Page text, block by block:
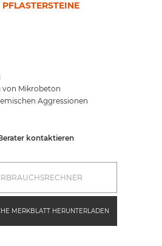
von Mikrobeton
Aggressionen
kontaktieren
MERKBLATT HERUNTERLADEN